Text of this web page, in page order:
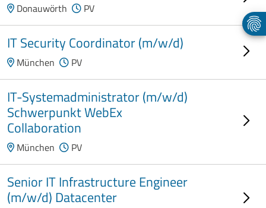
Donauwörth PV
IT Security Coordinator (m/w/d)
München PV
IT-Systemadministrator (m/w/d)
Schwerpunkt WebEx
Collaboration
München PV
Senior IT Infrastructure Engineer
(m/w/d) Datacenter